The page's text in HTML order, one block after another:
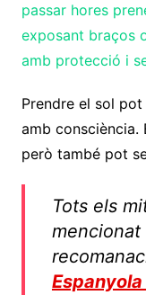
passar hores
exposant braços
amb protecció i
Prendre el sol
amb consciència.
però també pot
Tots els